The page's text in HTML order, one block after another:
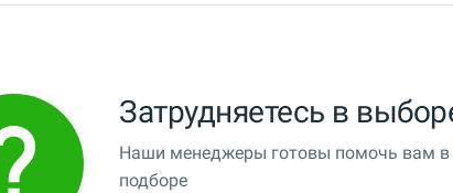
Затрудняетесь в
Наши менеджеры готовы помочь вам в
подборе